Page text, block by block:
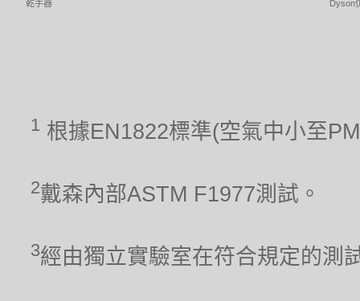
乾手器
Dyson
1 根據EN1822標準(空氣中小至
2戴森內部ASTM F1977測試。
3經由獨立實驗室在符合規定的測